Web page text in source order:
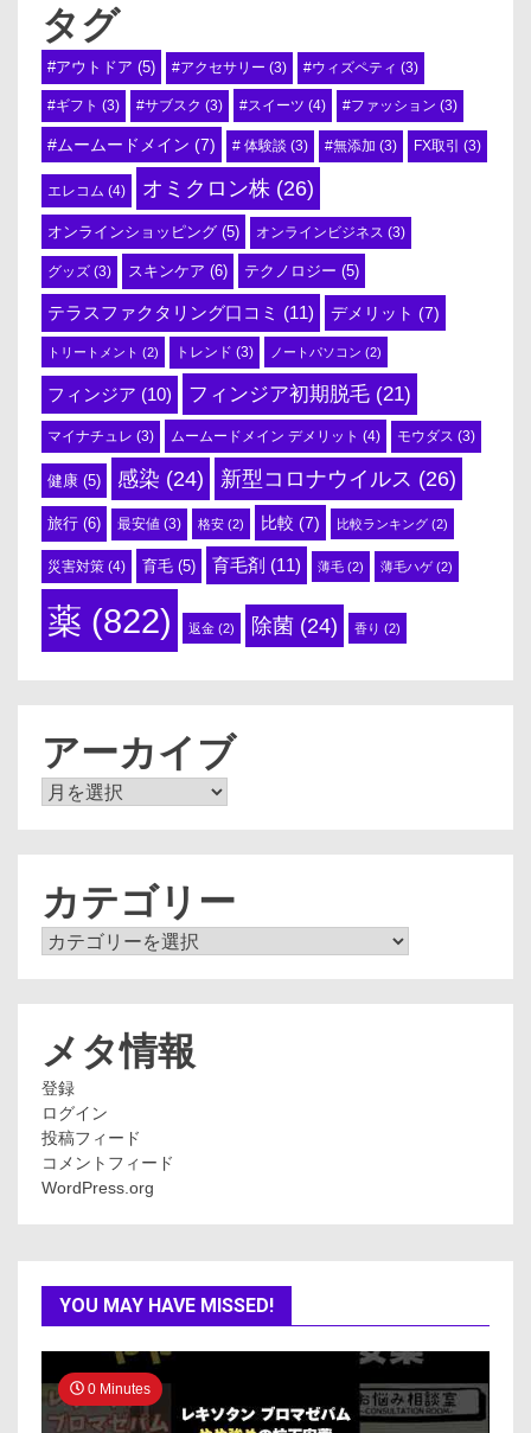
タグ
#アウトドア (5) #アクセサリー (3) #ウィズペティ (3)
#ギフト (3) #サブスク (3) #スイーツ (4) #ファッション (3)
#ムームードメイン (7) # 体験談 (3) #無添加 (3) FX取引 (3)
エレコム (4) オミクロン株 (26)
オンラインショッピング (5) オンラインビジネス (3)
グッズ (3) スキンケア (6) テクノロジー (5)
テラスファクタリング口コミ (11) デメリット (7)
トリートメント (2) トレンド (3) ノートパソコン (2)
フィンジア (10) フィンジア初期脱毛 (21)
マイナチュレ (3) ムームードメイン デメリット (4) モウダス (3)
健康 (5) 感染 (24) 新型コロナウイルス (26)
旅行 (6) 最安値 (3) 格安 (2) 比較 (7) 比較ランキング (2)
災害対策 (4) 育毛 (5) 育毛剤 (11) 薄毛 (2) 薄毛ハゲ(2)
薬 (822) 返金 (2) 除菌 (24) 香り (2)
アーカイブ
ア
カテゴリー
カ
メタ情報
登録
ログイン
投稿フィード
コメントフィード
WordPress.org
YOU MAY HAVE MISSED!
0 Minutes